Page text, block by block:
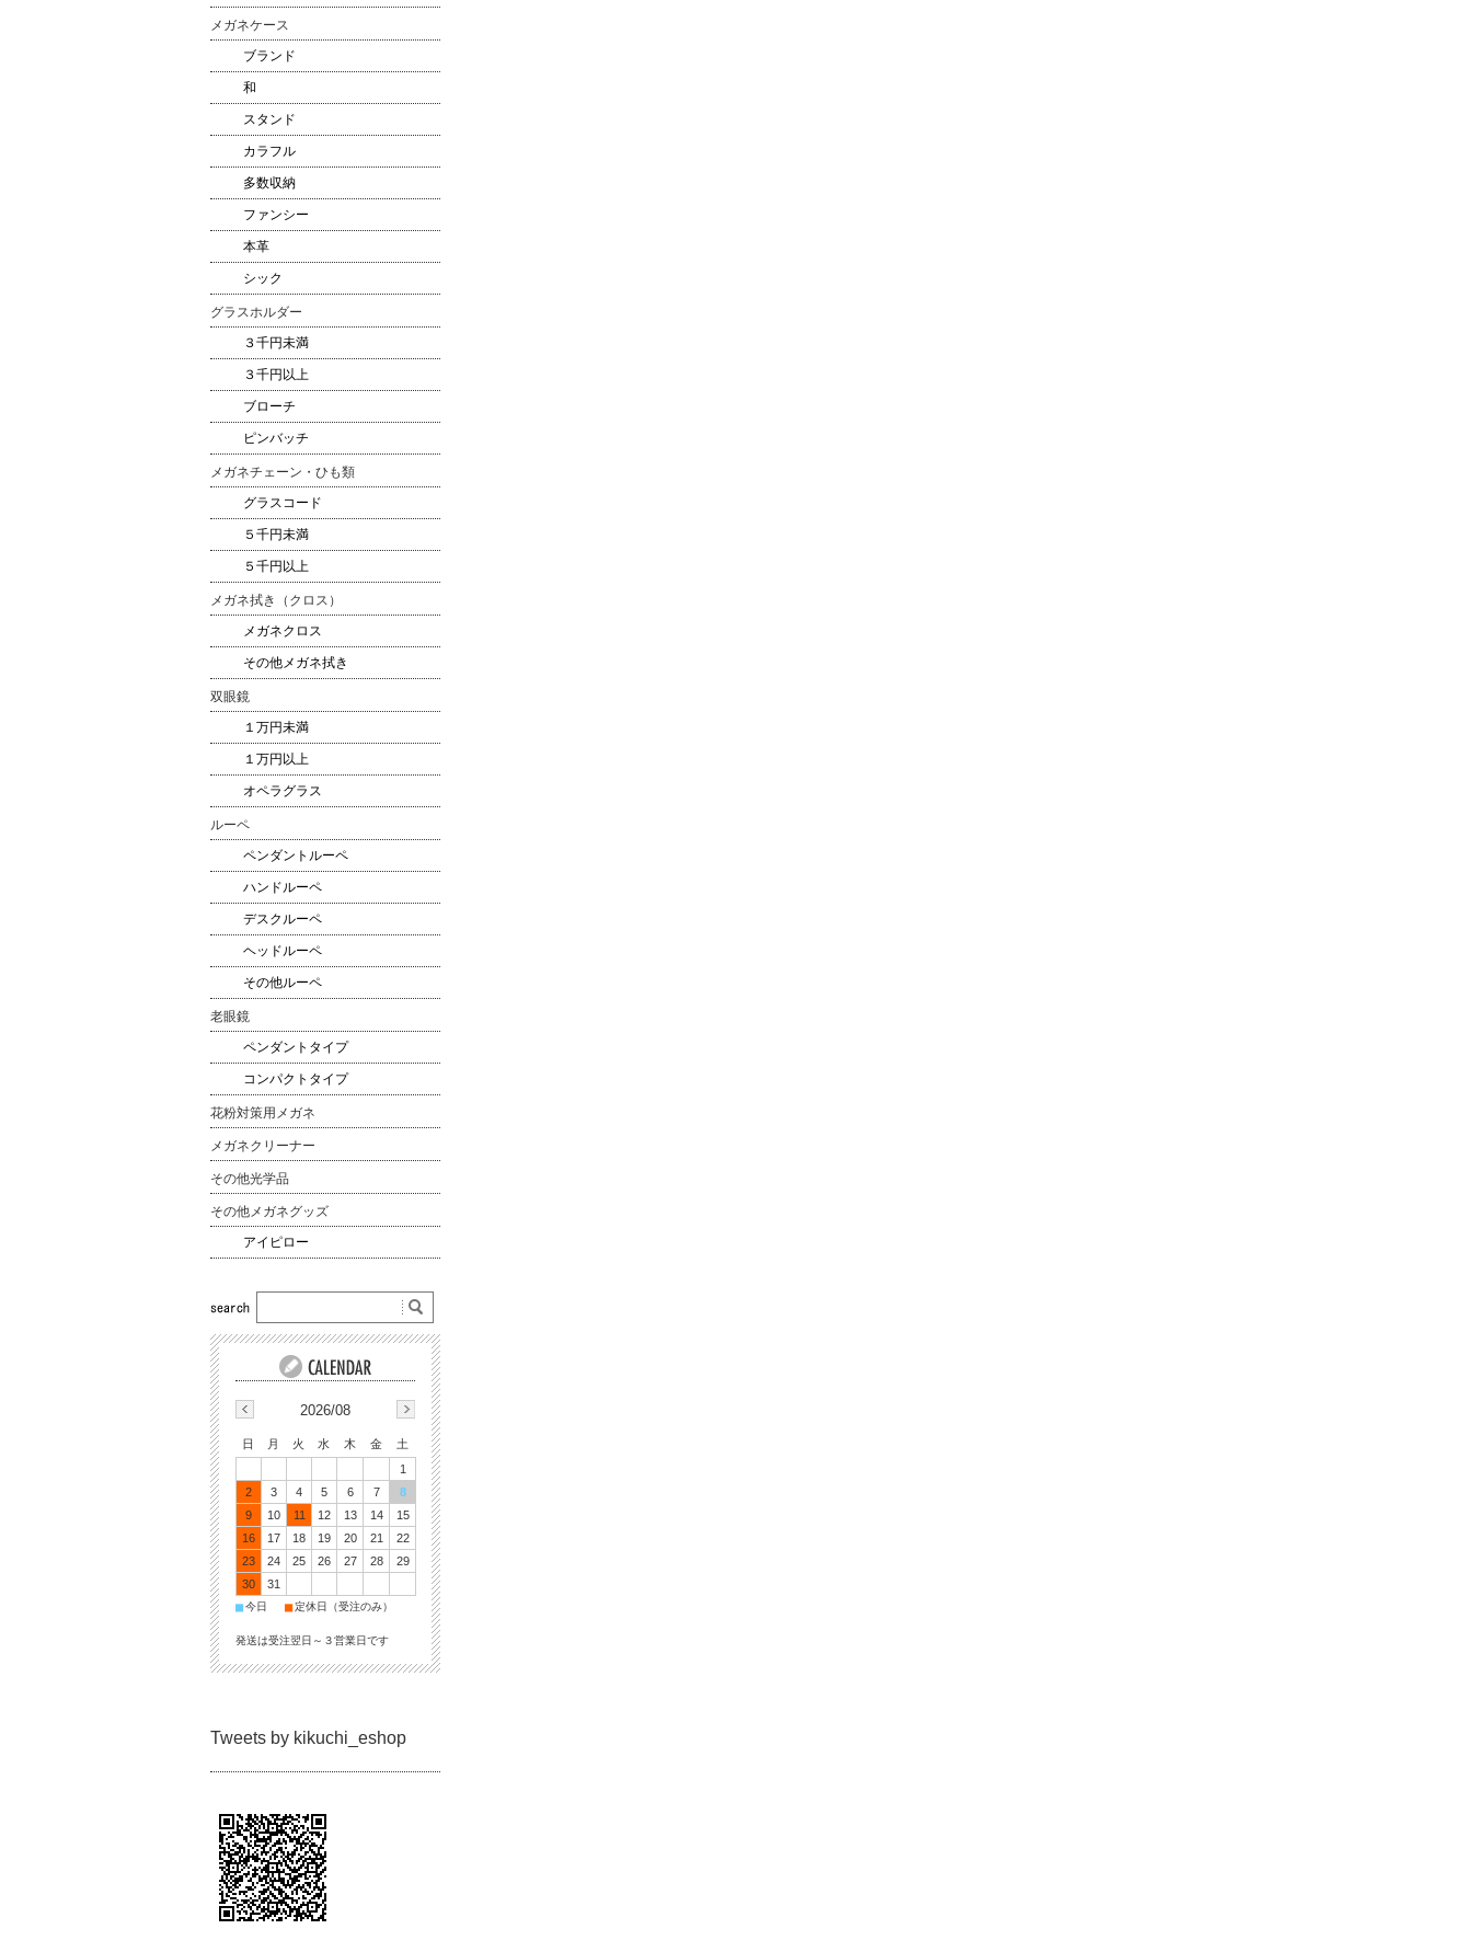
メガネケース
ブランド
和
スタンド
カラフル
多数収納
ファンシー
本革
シック
グラスホルダー
３千円未満
３千円以上
ブローチ
ピンバッチ
メガネチェーン・ひも類
グラスコード
５千円未満
５千円以上
メガネ拭き（クロス）
メガネクロス
その他メガネ拭き
双眼鏡
１万円未満
１万円以上
オペラグラス
ルーペ
ペンダントルーペ
ハンドルーペ
デスクルーペ
ヘッドルーペ
その他ルーペ
老眼鏡
ペンダントタイプ
コンパクトタイプ
花粉対策用メガネ
メガネクリーナー
その他光学品
その他メガネグッズ
アイピロー
2026/08
日 月 火 水 木 金
土
1
2
3 4 5 6 7
8
9
10 11 12 13 14
15
16
17 18 19 20 21
22
23
24 25 26 27 28
29
30
31
■今日 ■定休日（受注のみ）
発送は受注翌日～３営業日です
Tweets by kikuchi_eshop